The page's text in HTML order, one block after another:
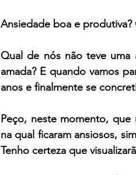
Ansiedade boa e produtiva?
Qual de nós não teve uma
amada? E quando vamos
anos e finalmente se
Peço, neste momento, que
na qual ficaram ansiosos,
Tenho certeza que